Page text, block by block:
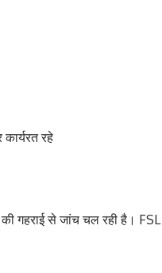
रहे
गहराई से जांच चल रही है। FSL